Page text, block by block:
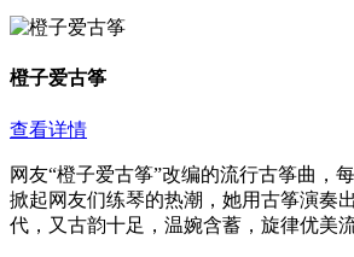
橙子爱古筝
查看详情
网友“橙子爱古筝”改编的流行古筝曲，
掀起网友们练琴的热潮，她用古筝演奏
代，又古韵十足，温婉含蓄，旋律优美